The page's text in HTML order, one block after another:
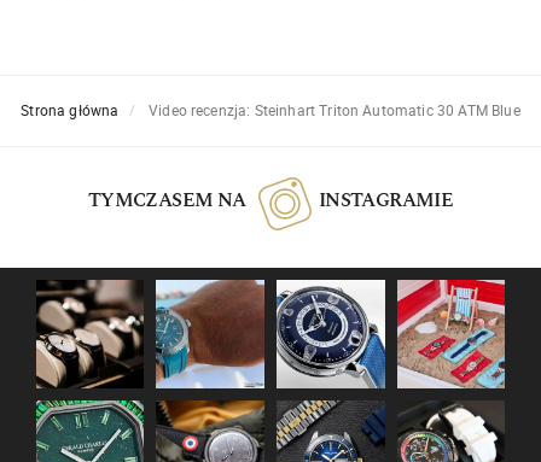
Strona główna Video recenzja: Steinhart Triton Automatic 30 ATM Blue
TYMCZASEM NA INSTAGRAMIE